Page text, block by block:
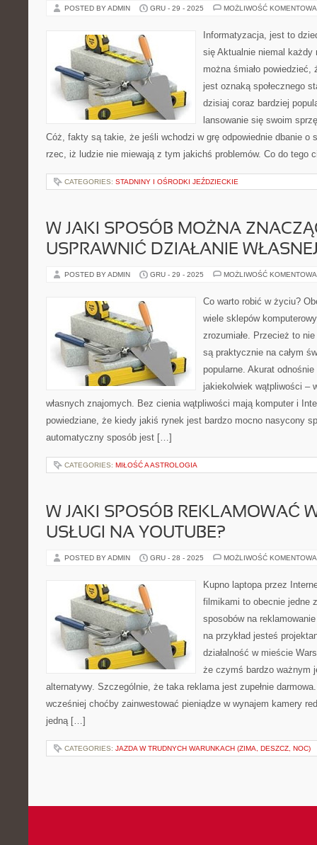
POSTED BY ADMIN GRU - 29 - 2025 MOŻLIWOŚĆ
Informatyzacja, jest to
się Aktualnie niemal każdy
można śmiało
jest oznaką społecznego
dzisiaj coraz bardziej
lansowanie się swoim
Cóż, fakty są takie, że jeśli wchodzi w grę odpowiednie dbanie o
rzec, iż ludzie nie miewają z tym jakichś problemów. Co do tego
CATEGORIES: STADNINY I OŚRODKI JEŹDZIECKIE
W JAKI SPOSÓB MOŻNA
USPRAWNIĆ DZIAŁANIE
POSTED BY ADMIN GRU - 29 - 2025 MOŻLIWOŚĆ
Co warto robić w życiu?
wiele sklepów
zrozumiałe. Przecież to
są praktycznie na całym
popularne. Akurat
jakiekolwiek wątpliwości –
własnych znajomych. Bez cienia wątpliwości mają komputer i
powiedziane, że kiedy jakiś rynek jest bardzo mocno nasycony
automatyczny sposób jest […]
CATEGORIES: MIŁOŚĆ A ASTROLOGIA
W JAKI SPOSÓB REKLAMOWAĆ
USŁUGI NA YOUTUBE?
POSTED BY ADMIN GRU - 28 - 2025 MOŻLIWOŚĆ
Kupno laptopa przez
filmikami to obecnie jedne
sposobów na
na przykład jesteś
działalność w mieście
że czymś bardzo ważnym
alternatywy. Szczególnie, że taka reklama jest zupełnie
wcześniej choćby zainwestować pieniądze w wynajem kamery
jedną […]
CATEGORIES: JAZDA W TRUDNYCH WARUNKACH (ZIMA, DESZCZ, NOC)